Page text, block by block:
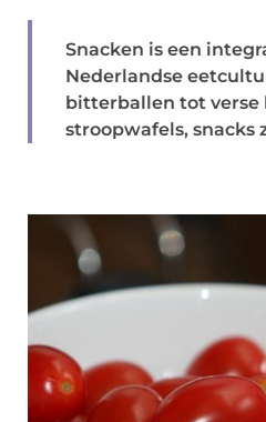
Snacken is een
Nederlandse
bitterballen tot verse
stroopwafels, snacks